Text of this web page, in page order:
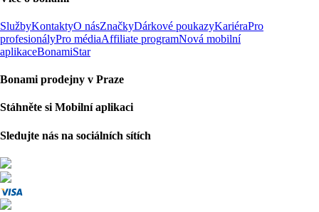
SlužbyKontaktyO násZnačkyDárkové poukazyKariéraPro
profesionályPro médiaAffiliate programNová mobilní
aplikaceBonamiStar
Bonami prodejny v Praze
Stáhněte si Mobilní aplikaci
Sledujte nás na sociálních sítích